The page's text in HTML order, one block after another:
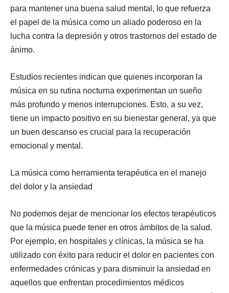
para mantener una buena salud mental, lo que refuerza
el papel de la música como un aliado poderoso en la
lucha contra la depresión y otros trastornos del estado de
ánimo.
Estudios recientes indican que quienes incorporan la
música en su rutina nocturna experimentan un sueño
más profundo y menos interrupciones. Esto, a su vez,
tiene un impacto positivo en su bienestar general, ya que
un buen descanso es crucial para la recuperación
emocional y mental.
La música como herramienta terapéutica en el manejo
del dolor y la ansiedad
No podemos dejar de mencionar los efectos terapéuticos
que la música puede tener en otros ámbitos de la salud.
Por ejemplo, en hospitales y clínicas, la música se ha
utilizado con éxito para reducir el dolor en pacientes con
enfermedades crónicas y para disminuir la ansiedad en
aquellos que enfrentan procedimientos médicos